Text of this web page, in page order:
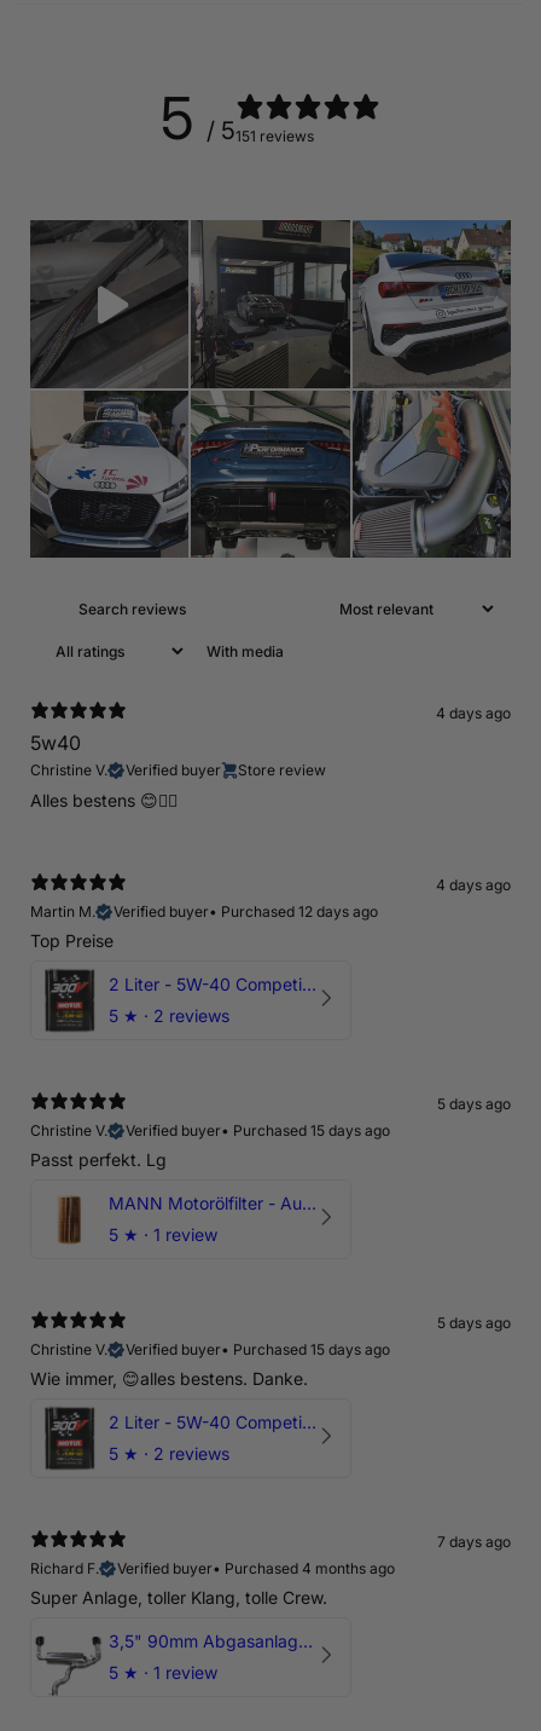
5 / 5151 reviews
With media
4 days ago
5w40
Christine V. Verified buyer Store review
Alles bestens 😊👍🏻
4 days ago
Martin M.
Verified buyer• Purchased 12 days ago
Top Preise
2 Liter - 5W-40 Competition 300V Motul Motoröl
5 ★ · 2 reviews
5 days ago
Christine V.
Verified buyer• Purchased 15 days ago
Passt perfekt. Lg
MANN Motorölfilter - Audi RS3 TTRS RSQ3 VZ5 - DAZ DNW
5 ★ · 1 review
5 days ago
Christine V.
Verified buyer• Purchased 15 days ago
Wie immer, 😊alles bestens. Danke.
2 Liter - 5W-40 Competition 300V Motul Motoröl
5 ★ · 2 reviews
7 days ago
Richard F.
Verified buyer• Purchased 4 months ago
Super Anlage, toller Klang, tolle Crew.
3,5" 90mm Abgasanlage AUDI RSQ3 DNWA 2.5 TFSI
5 ★ · 1 review